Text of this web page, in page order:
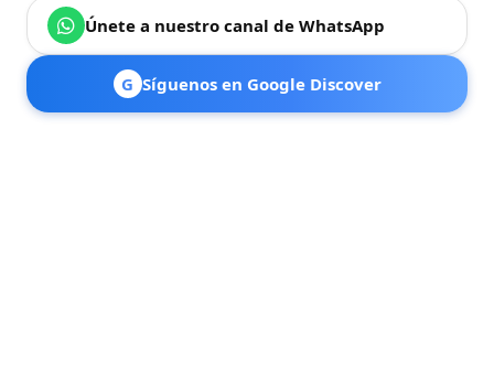
Únete a nuestro canal de WhatsApp
G Síguenos en Google Discover